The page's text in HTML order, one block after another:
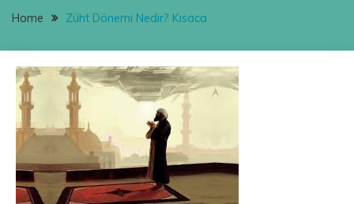
Home Züht Dönemi Nedir? Kısaca